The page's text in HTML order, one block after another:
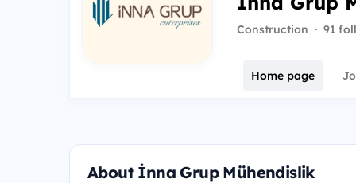
Construction · 91
Home page
About İnna Grup Mühendislik